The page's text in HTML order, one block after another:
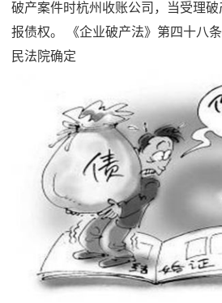
破产案件时杭州收账公司，当受理
报债权。 《企业破产法》第四十八
民法院确定